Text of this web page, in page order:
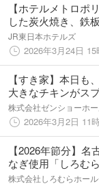
【ホテルメトロポ
した炭火焼き、鉄
んまかものを堪能
ェア」開催
JR東日本ホテルズ
2026年3月24日 15
【すき家】本日も
大きなチキンがス
る！すき家が「炭
ー」を発売
株式会社ゼンショーホ
2026年3月2日 11
【2026年節分】名
なぎ使用「しろむ
始!!～今年は豪華一
株式会社しろむらホー